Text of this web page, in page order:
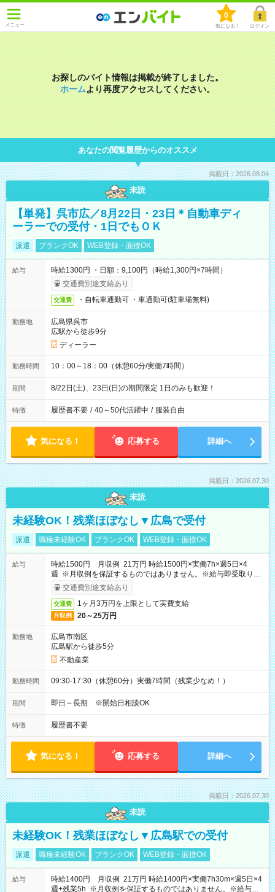
メニュー
0
気になる！ ログイン
お探しのバイト情報は掲載が終了しました。
ホームより再度アクセスしてください。
あなたの閲覧履歴からのオススメ
掲載日：2026.08.04
未読
【単発】呉市広／8月22日・23日＊自動車ディ
ーラーでの受付・1日でもＯＫ
派遣 ブランクOK WEB登録・面接OK
給与
時給1300円 ・日額：9,100円（時給1,300円×7時間）
交通費別途支給あり
交通費 ・自転車通勤可 ・車通勤可(駐車場無料)
勤務地
広島県呉市
広駅から徒歩9分
ディーラー
勤務時間 10：00～18：00（休憩60分/実働7時間）
期間 8/22日(土)、23日(日)の期間限定 1日のみも歓迎！
特徴 履歴書不要 / 40～50代活躍中 / 服装自由
気になる！ 応募する 詳細へ
掲載日：2026.07.30
未読
未経験OK！残業ほぼなし▼広島で受付
派遣 職種未経験OK ブランクOK WEB登録・面接OK
給与
時給1500円 月収例 21万円 時給1500円×実働7h×週5日×4
週 ※月収例を保証するものではありません。※給与即受取りサ
ービス利用可（利用条件有）
交通費別途支給あり
交通費 1ヶ月3万円を上限として実費支給
月収例 20～25万円
勤務地
広島市南区
広島駅から徒歩5分
不動産業
勤務時間 09:30-17:30（休憩60分）実働7時間（残業少なめ！）
期間 即日～長期 ※開始日相談OK
特徴 履歴書不要
気になる！ 応募する 詳細へ
掲載日：2026.07.30
未読
未経験OK！残業ほぼなし▼広島駅での受付
派遣 職種未経験OK ブランクOK WEB登録・面接OK
給与
時給1400円 月収例 21万円 時給1400円×実働7h30m×週5日×4
週+残業5h ※月収例を保証するものではありません。※給与即